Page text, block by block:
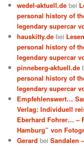
wedel-aktuell.de bei
personal history of
legendary supercar
hauskitty.de bei
personal history of
legendary supercar
pinneberg-aktuell.de
personal history of
legendary supercar
Empfehlenswert…
Verlag: Individuell
Eberhard Fohrer… –
Hamburg” von
Gerard beiSandalen